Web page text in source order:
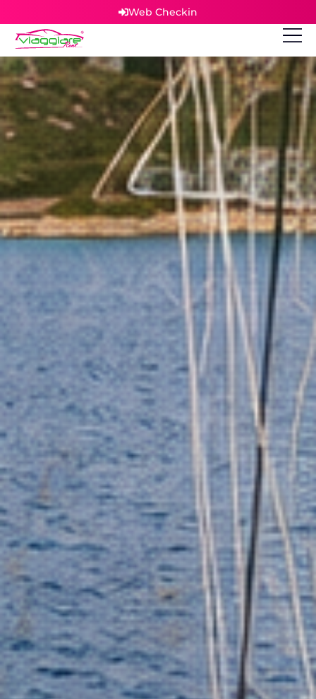
Web Checkin